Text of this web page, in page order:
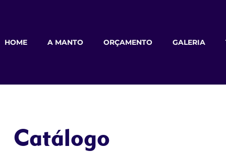
HOME A MANTO ORÇAMENTO GALERIA
Catálogo